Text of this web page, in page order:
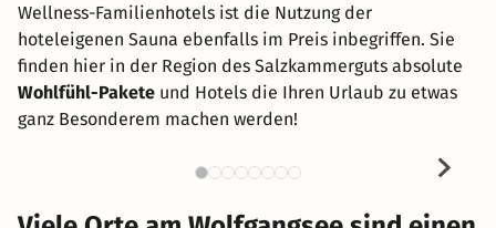
Wellness-Familienhotels ist die Nutzung der
hoteleigenen Sauna ebenfalls im Preis inbegriffen. Sie
finden hier in der Region des Salzkammerguts absolute
Wohlfühl-Pakete und Hotels die Ihren Urlaub zu etwas
ganz Besonderem machen werden!